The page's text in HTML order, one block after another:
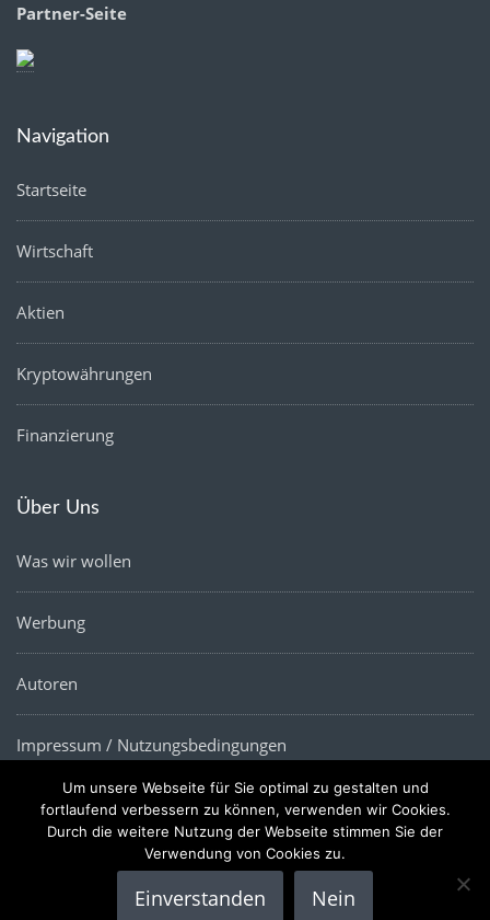
Partner-Seite
Navigation
Startseite
Wirtschaft
Aktien
Kryptowährungen
Finanzierung
Über Uns
Was wir wollen
Werbung
Autoren
Impressum / Nutzungsbedingungen
Datenschutz
Um unsere Webseite für Sie optimal zu gestalten und
fortlaufend verbessern zu können, verwenden wir Cookies.
Durch die weitere Nutzung der Webseite stimmen Sie der
Verwendung von Cookies zu.
Einverstanden Nein